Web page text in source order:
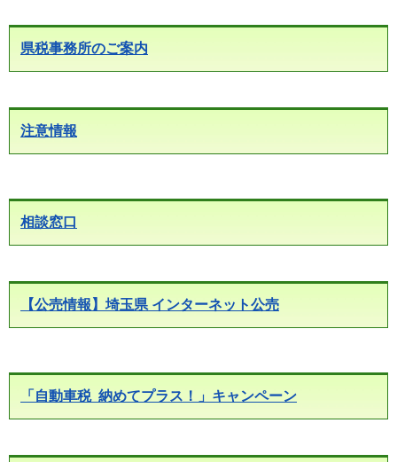
県税事務所のご案内
注意情報
相談窓口
【公売情報】埼玉県 インターネット公売
「自動車税 納めてプラス！」キャンペーン